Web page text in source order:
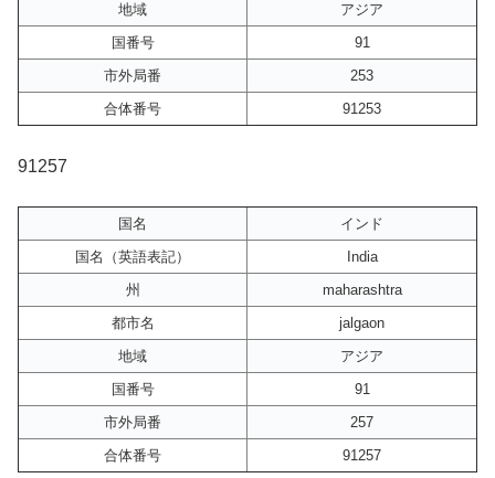
地域
アジア
国番号
91
市外局番
253
合体番号
91253
91257
国名
インド
国名（英語表記）
India
州
maharashtra
都市名
jalgaon
地域
アジア
国番号
91
市外局番
257
合体番号
91257